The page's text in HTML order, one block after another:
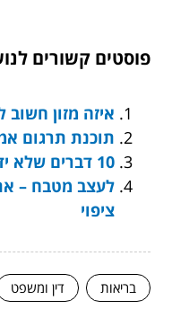
פוסטים קשורים
איזה מזון
תוכנת תרגום
10 דברים שלא ידעתם על משכנתאות
לעצב מטבח –
ציפוי
בריאות דין ומשפט